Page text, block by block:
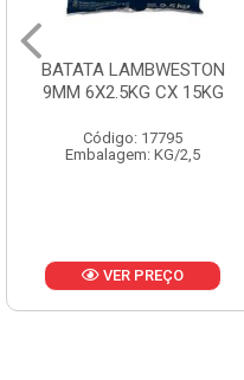
BATATA LAMBWESTON
9MM 6X2.5KG CX 15KG
Código: 17795
Embalagem: KG/2,5
VER PREÇO